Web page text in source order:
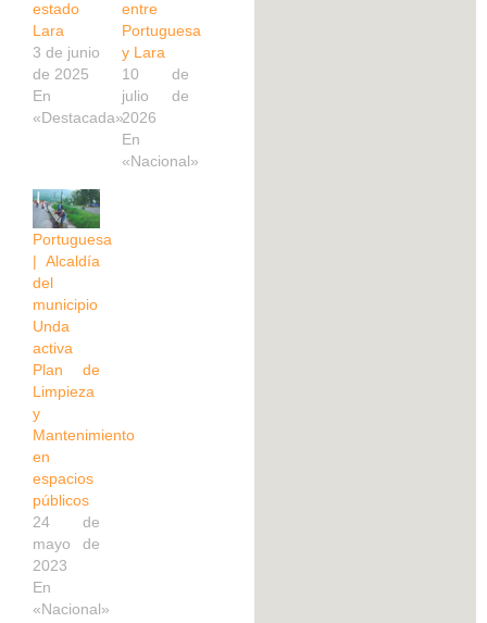
estado
Lara
3 de junio
de 2025
En
«Destacada»
entre
Portuguesa
y Lara
10 de
julio de
2026
En
«Nacional»
Portuguesa
| Alcaldía
del
municipio
Unda
activa
Plan de
Limpieza
y
Mantenimiento
en
espacios
públicos
24 de
mayo de
2023
En
«Nacional»